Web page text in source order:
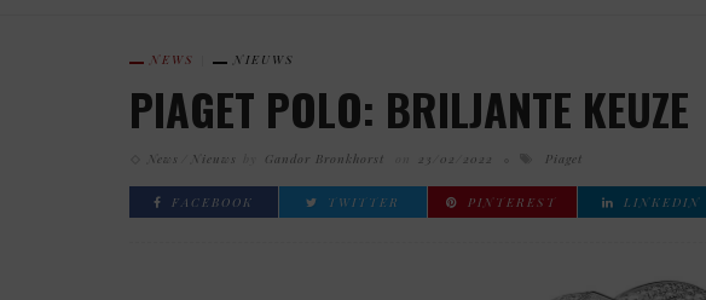
NEWS NIEUWS
PIAGET POLO: BRILJANTE KEUZE
News Nieuws Gandor Bronkhorst 23/02/2022 Piaget
FACEBOOK TWITTER PINTEREST LINKEDIN